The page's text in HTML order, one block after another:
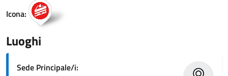
Icona:
Luoghi
Sede Principale/i: